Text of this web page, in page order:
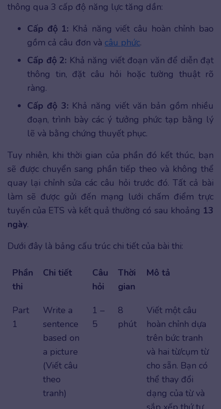
thông qua 3 cấp độ năng lực tăng dần:
Cấp độ 1: Khả năng viết câu hoàn chỉnh bao
gồm cả câu đơn và câu phức.
Cấp độ 2: Khả năng viết đoạn văn để diễn đạt
thông tin, đặt câu hỏi hoặc tường thuật rõ
ràng.
Cấp độ 3: Khả năng viết văn bản gồm nhiều
đoạn, trình bày các ý tưởng phức tạp bằng lý
lẽ và bằng chứng thuyết phục.
Tuy nhiên, khi thời gian của phần đó kết thúc, bạn
sẽ được chuyển sang phần tiếp theo và không thể
quay lại chỉnh sửa các câu hỏi trước đó. Tất cả bài
làm sẽ được gửi đến mạng lưới chấm điểm trực
tuyến của ETS và kết quả thường có sau khoảng 13
ngày.
Dưới đây là bảng cấu trúc chi tiết của bài thi:
Phần
thi
Chi tiết
Câu
hỏi
Thời
gian
Mô tả
Part
1
Write a
sentence
based on
a picture
(Viết câu
theo
tranh)
1 –
5
8
phút
Viết một câu
hoàn chỉnh dựa
trên bức tranh
và hai từ/cụm từ
cho sẵn. Bạn có
thể thay đổi
dạng của từ và